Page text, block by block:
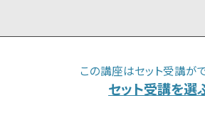
この講座はセット受講が
セット受講を選